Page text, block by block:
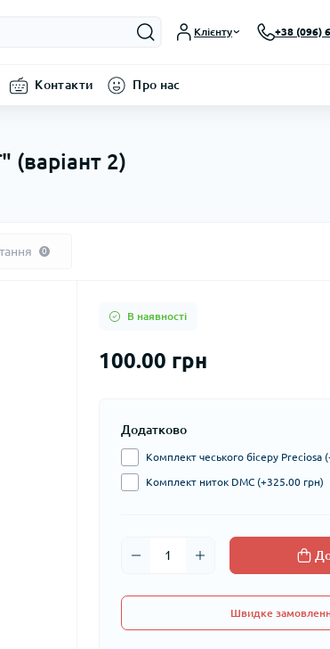
Клієнту +38 (096)
Контакти Про нас
(варіант 2)
0
В наявності
100.00 грн
Додатково
Комплект чеського бісеру Preciosa
Комплект ниток DMC (+325.00 грн)
Швидке